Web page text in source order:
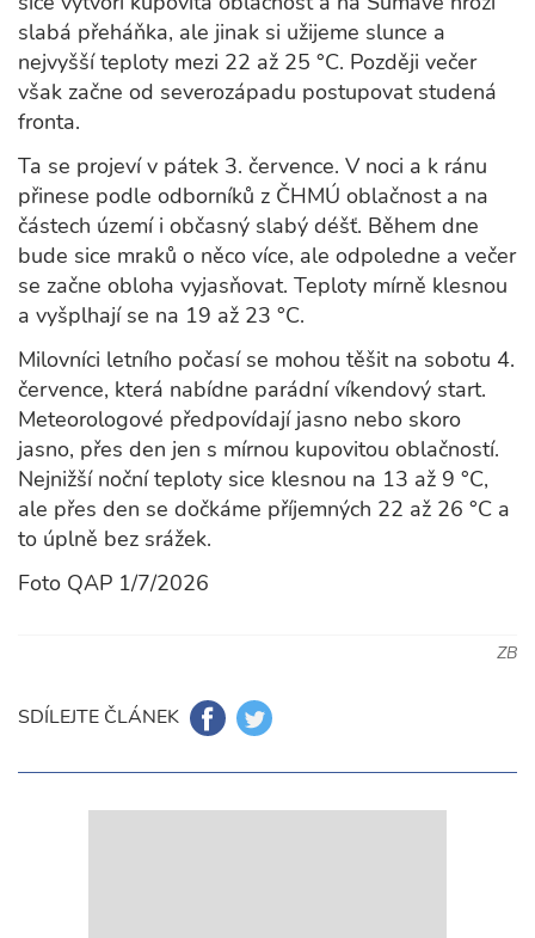
slabá přeháňka, ale jinak si užijeme slunce a
nejvyšší teploty mezi 22 až 25 °C. Později večer
však začne od severozápadu postupovat studená
fronta.
Ta se projeví v pátek 3. července. V noci a k ránu
přinese podle odborníků z ČHMÚ oblačnost a na
částech území i občasný slabý déšť. Během dne
bude sice mraků o něco více, ale odpoledne a večer
se začne obloha vyjasňovat. Teploty mírně klesnou
a vyšplhají se na 19 až 23 °C.
Milovníci letního počasí se mohou těšit na sobotu 4.
července, která nabídne parádní víkendový start.
Meteorologové předpovídají jasno nebo skoro
jasno, přes den jen s mírnou kupovitou oblačností.
Nejnižší noční teploty sice klesnou na 13 až 9 °C,
ale přes den se dočkáme příjemných 22 až 26 °C a
to úplně bez srážek.
Foto QAP 1/7/2026
ZB
SDÍLEJTE ČLÁNEK